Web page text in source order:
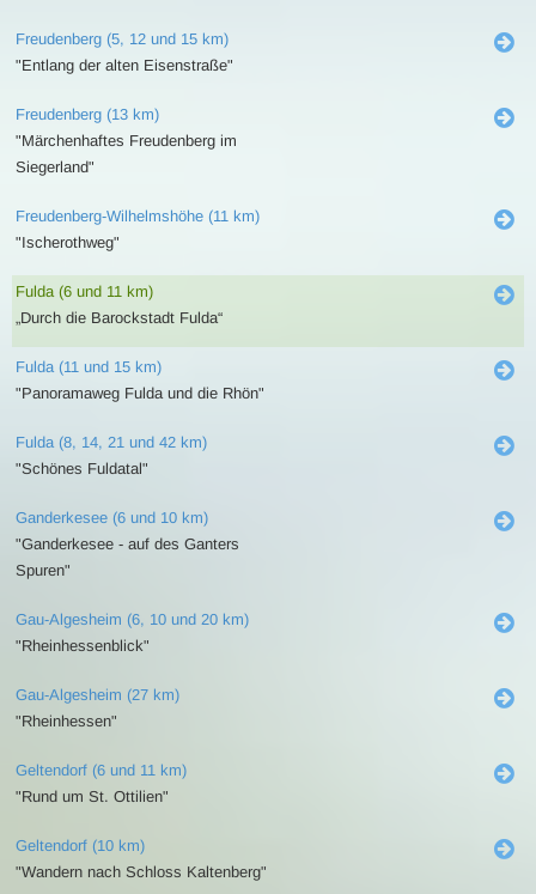
Freudenberg (5, 12 und 15 km)
"Entlang der alten Eisenstraße"
Freudenberg (13 km)
"Märchenhaftes Freudenberg im
Siegerland"
Freudenberg-Wilhelmshöhe (11 km)
"Ischerothweg"
Fulda (6 und 11 km)
„Durch die Barockstadt Fulda“
Fulda (11 und 15 km)
"Panoramaweg Fulda und die Rhön"
Fulda (8, 14, 21 und 42 km)
"Schönes Fuldatal"
Ganderkesee (6 und 10 km)
"Ganderkesee - auf des Ganters
Spuren"
Gau-Algesheim (6, 10 und 20 km)
"Rheinhessenblick"
Gau-Algesheim (27 km)
"Rheinhessen"
Geltendorf (6 und 11 km)
"Rund um St. Ottilien"
Geltendorf (10 km)
"Wandern nach Schloss Kaltenberg"